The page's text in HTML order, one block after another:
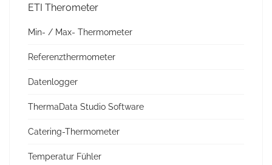
ETI Therometer
Min- / Max- Thermometer
Referenzthermometer
Datenlogger
ThermaData Studio Software
Catering-Thermometer
Temperatur Fühler